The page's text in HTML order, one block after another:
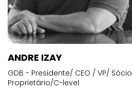
ANDRE IZAY
GDB - Presidente/ CEO / VP/ Sócio
Proprietário/C-level